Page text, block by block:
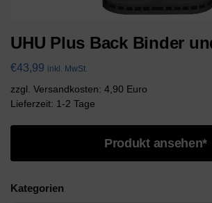
UHU Plus Back Binder
€43,99 inkl. MwSt.
zzgl. Versandkosten: 4,90 Euro
Lieferzeit: 1-2 Tage
Produkt ansehen*
Kategorien